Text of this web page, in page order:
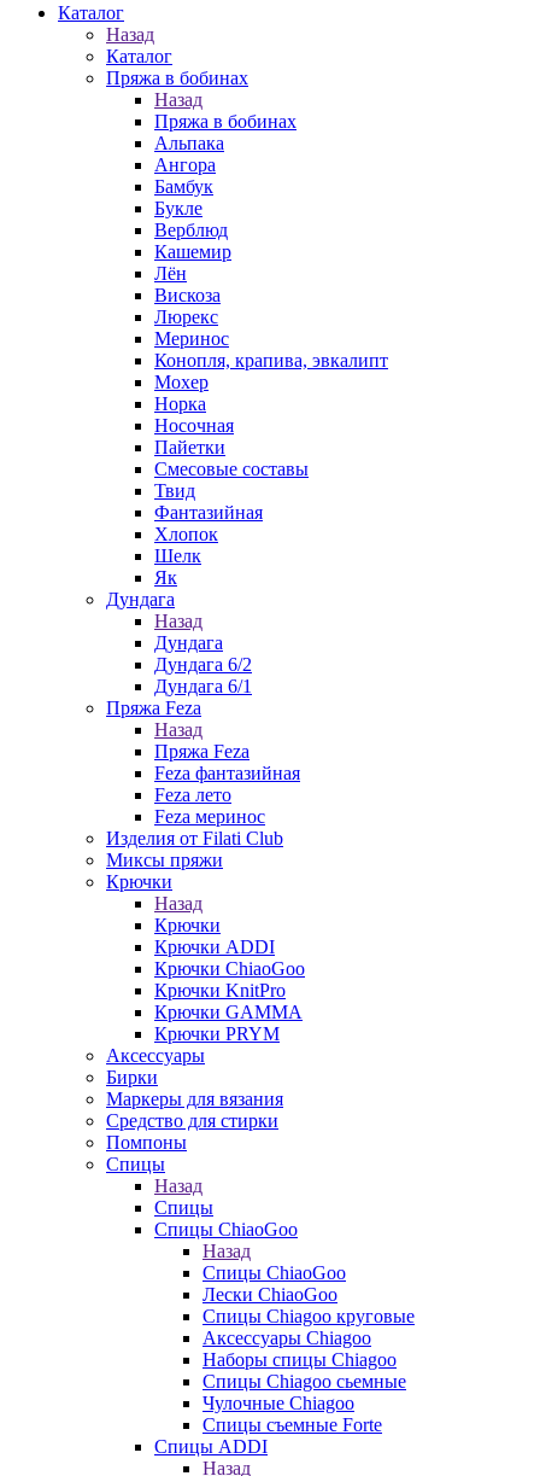
Каталог
Назад
Каталог
Пряжа в бобинах
Назад
Пряжа в бобинах
Альпака
Ангора
Бамбук
Букле
Верблюд
Кашемир
Лён
Вискоза
Люрекс
Меринос
Конопля, крапива, эвкалипт
Мохер
Норка
Носочная
Пайетки
Смесовые составы
Твид
Фантазийная
Хлопок
Шелк
Як
Дундага
Назад
Дундага
Дундага 6/2
Дундага 6/1
Пряжа Feza
Назад
Пряжа Feza
Feza фантазийная
Feza лето
Feza меринос
Изделия от Filati Club
Миксы пряжи
Крючки
Назад
Крючки
Крючки ADDI
Крючки ChiaoGoo
Крючки KnitPro
Крючки GAMMA
Крючки PRYM
Аксессуары
Бирки
Маркеры для вязания
Средство для стирки
Помпоны
Спицы
Назад
Спицы
Спицы ChiaoGoo
Назад
Спицы ChiaoGoo
Лески ChiaoGoo
Cпицы Сhiagoo круговые
Аксессуары Chiagoo
Наборы спицы Chiagoo
Спицы Chiagoo сьемные
Чулочные Chiagoo
Спицы съемные Forte
Спицы ADDI
Назад